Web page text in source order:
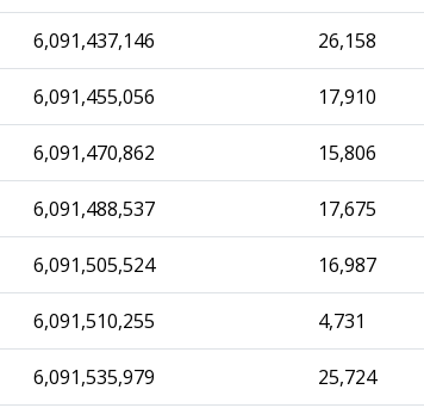
6,091,437,146 26,158
6,091,455,056 17,910
6,091,470,862 15,806
6,091,488,537 17,675
6,091,505,524 16,987
6,091,510,255 4,731
6,091,535,979 25,724